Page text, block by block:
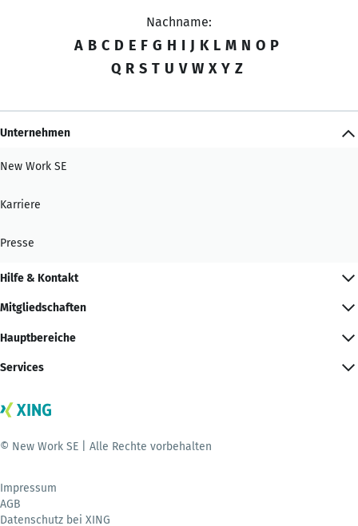
Nachname:
A B C D E F G H I J K L M N O P
Q R S T U V W X Y Z
Unternehmen
New Work SE
Karriere
Presse
Hilfe & Kontakt
Mitgliedschaften
Hauptbereiche
Services
© New Work SE | Alle Rechte vorbehalten
Impressum
AGB
Datenschutz bei XING